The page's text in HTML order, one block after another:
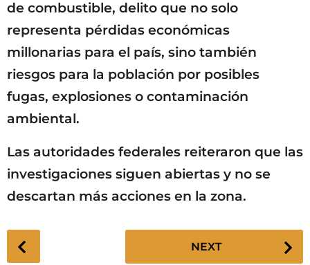
de combustible, delito que no solo
representa pérdidas económicas
millonarias para el país, sino también
riesgos para la población por posibles
fugas, explosiones o contaminación
ambiental.
Las autoridades federales reiteraron que las
investigaciones siguen abiertas y no se
descartan más acciones en la zona.
o
NEXT